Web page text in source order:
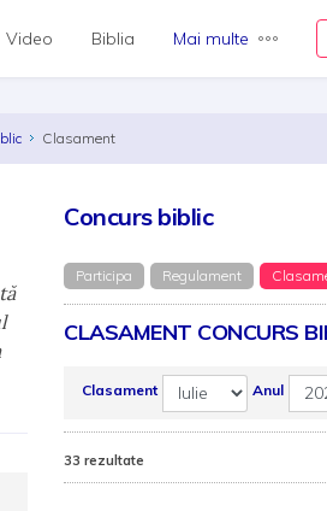
Video Biblia Mai multe
Clasament
Concurs biblic
Participa Regulament
CLASAMENT CONCURS
Clasament Anul
33 rezultate